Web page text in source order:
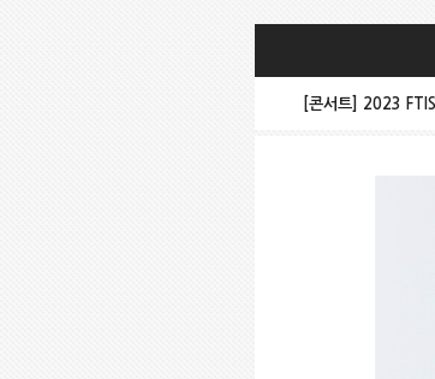
[콘서트] 2023